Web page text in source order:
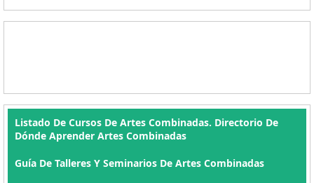
Listado De Cursos De Artes Combinadas. Directorio De
Dónde Aprender Artes Combinadas
Guía De Talleres Y Seminarios De Artes Combinadas